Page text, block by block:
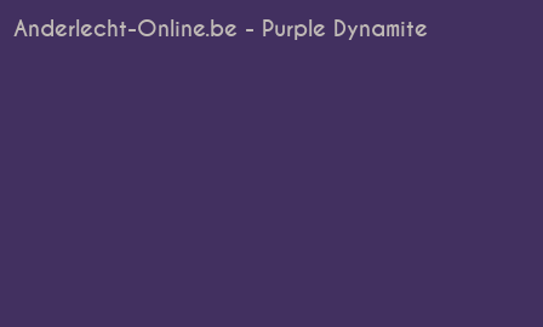
Anderlecht-Online.be - Purple Dynamite